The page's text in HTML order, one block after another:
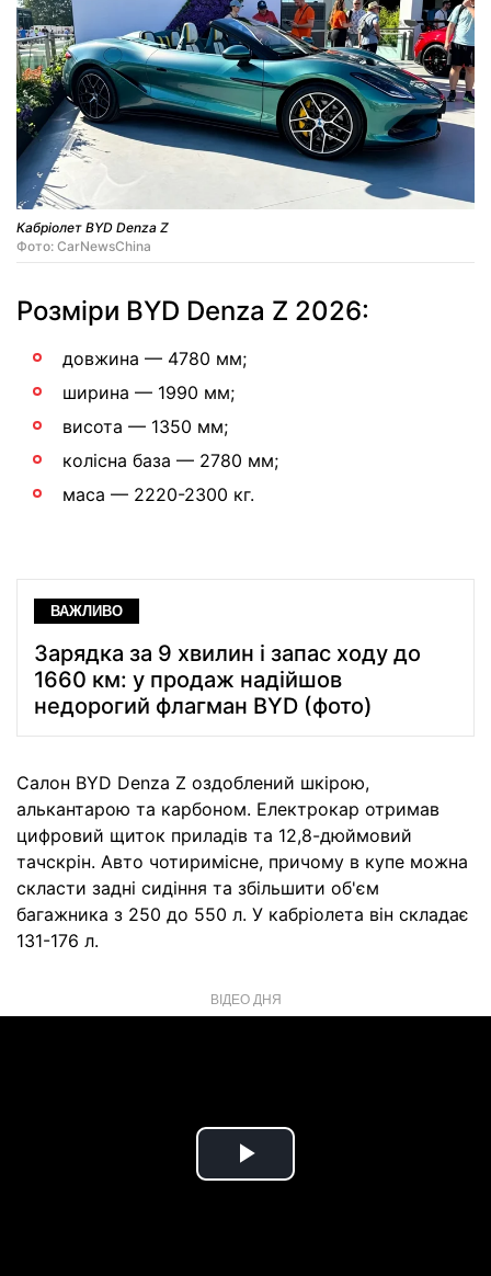
Кабріолет BYD Denza Z
Фото: CarNewsChina
Розміри BYD Denza Z 2026:
довжина — 4780 мм;
ширина — 1990 мм;
висота — 1350 мм;
колісна база — 2780 мм;
маса — 2220-2300 кг.
ВАЖЛИВО
Зарядка за 9 хвилин і запас ходу до
1660 км: у продаж надійшов
недорогий флагман BYD (фото)
Салон BYD Denza Z оздоблений шкірою,
алькантарою та карбоном. Електрокар отримав
цифровий щиток приладів та 12,8-дюймовий
тачскрін. Авто чотиримісне, причому в купе можна
скласти задні сидіння та збільшити об'єм
багажника з 250 до 550 л. У кабріолета він складає
131-176 л.
ВІДЕО ДНЯ
Play